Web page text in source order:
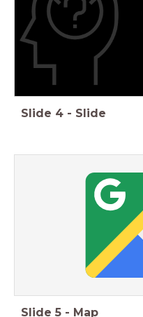
Slide 4 - Slide
Slide 5 - Map